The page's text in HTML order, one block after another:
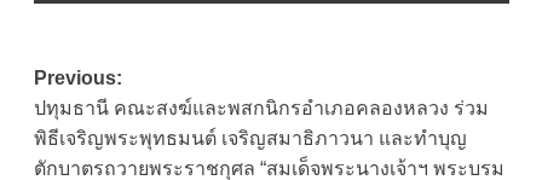
Post
navigation
Previous:
ปทุมธานี คณะสงฆ์และพสกนิกรอำเภอคลองหลวง ร่วม
พิธีเจริญพระพุทธมนต์ เจริญสมาธิภาวนา และทำบุญ
ตักบาตรถวายพระราชกุศล “สมเด็จพระนางเจ้าฯ พระบรม